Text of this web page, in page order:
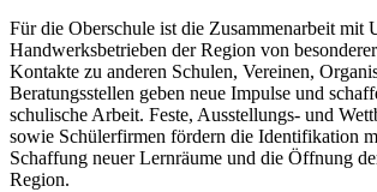
Für die Oberschule ist die Zusammenarbeit mit
Handwerksbetrieben der Region von
Kontakte zu anderen Schulen, Vereinen,
Beratungsstellen geben neue Impulse und
schulische Arbeit. Feste, Ausstellungs- und
sowie Schülerfirmen fördern die Identifikation
Schaffung neuer Lernräume und die Öffnung
Region.